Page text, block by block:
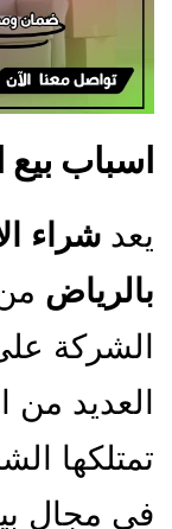
اسباب
يعد شراء
بالرياض
الشركة
العديد من
تمتلكها
في مجال